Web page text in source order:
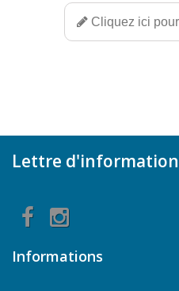
Cliquez ici
Lettre
Informations